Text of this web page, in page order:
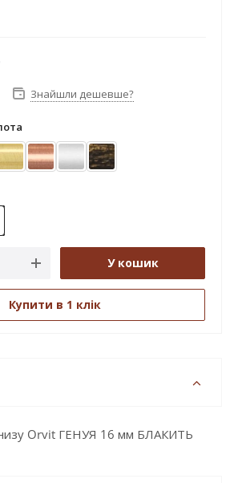
Знайшли дешевше?
Золото матове
МідьСатинЧорне золото
У кошик
Купити в 1 клік
Orvit ГЕНУЯ 16 мм БЛАКИТЬ